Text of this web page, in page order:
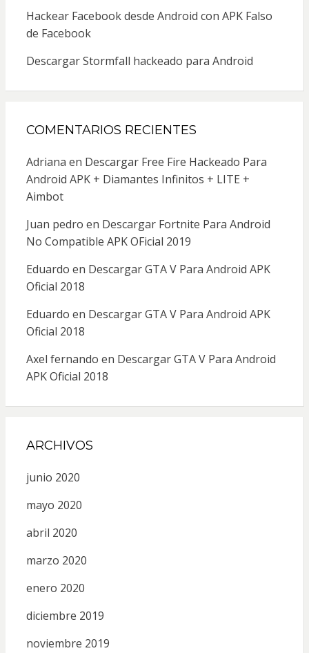
Hackear Facebook desde Android con APK Falso
de Facebook
Descargar Stormfall hackeado para Android
COMENTARIOS RECIENTES
Adriana en Descargar Free Fire Hackeado Para
Android APK + Diamantes Infinitos + LITE +
Aimbot
Juan pedro en Descargar Fortnite Para Android
No Compatible APK OFicial 2019
Eduardo en Descargar GTA V Para Android APK
Oficial 2018
Eduardo en Descargar GTA V Para Android APK
Oficial 2018
Axel fernando en Descargar GTA V Para Android
APK Oficial 2018
ARCHIVOS
junio 2020
mayo 2020
abril 2020
marzo 2020
enero 2020
diciembre 2019
noviembre 2019